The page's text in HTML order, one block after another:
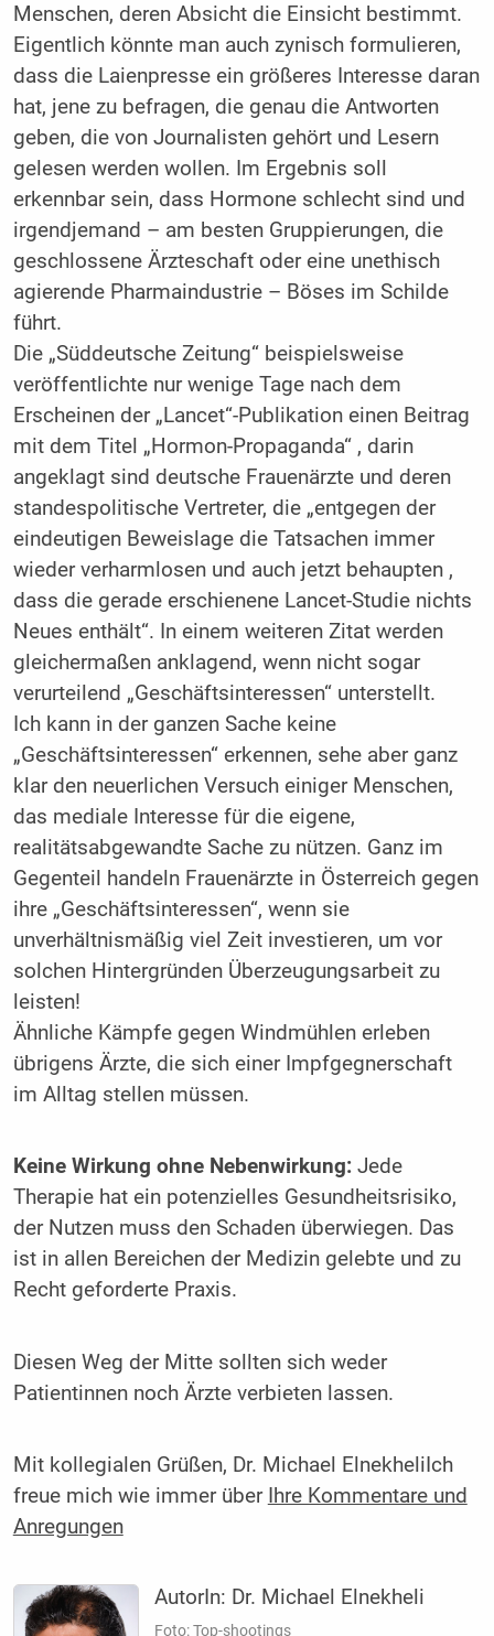
Menschen, deren Absicht die Einsicht bestimmt.
Eigentlich könnte man auch zynisch formulieren,
dass die Laienpresse ein größeres Interesse daran
hat, jene zu befragen, die genau die Antworten
geben, die von Journalisten gehört und Lesern
gelesen werden wollen. Im Ergebnis soll
erkennbar sein, dass Hormone schlecht sind und
irgendjemand – am besten Gruppierungen, die
geschlossene Ärzteschaft oder eine unethisch
agierende Pharmaindustrie – Böses im Schilde
führt.
Die „Süddeutsche Zeitung“ beispielsweise
veröffentlichte nur wenige Tage nach dem
Erscheinen der „Lancet“-Publikation einen Beitrag
mit dem Titel „Hormon-­Propaganda“ , darin
angeklagt sind deutsche Frauenärzte und deren
standespolitische Vertreter, die „entgegen der
eindeutigen Beweislage die Tatsachen immer
wieder verharmlosen und auch jetzt behaupten ,
dass die gerade erschienene Lancet-Studie nichts
Neues enthält“. In einem weiteren Zitat werden
gleichermaßen anklagend, wenn nicht sogar
verurteilend „Geschäftsinteressen“ unterstellt.
Ich kann in der ganzen Sache keine
„Geschäftsinteressen“­ erkennen, sehe aber ganz
klar den neuerlichen Versuch einiger Menschen,
das mediale Interesse für die eigene,
realitätsabgewandte Sache zu nützen. Ganz im
Gegenteil handeln Frauenärzte in Österreich gegen
ihre „Geschäftsinteressen“, wenn sie
unverhältnismäßig viel Zeit investieren, um vor
solchen Hintergründen Überzeugungsarbeit zu
leisten!
Ähnliche Kämpfe gegen Windmühlen erleben
übrigens Ärzte, die sich einer Impfgegnerschaft
im Alltag stellen müssen.
Keine Wirkung ohne Nebenwirkung: Jede
Therapie hat ein potenzielles Gesundheitsrisiko,
der Nutzen muss den Schaden überwiegen. Das
ist in allen Bereichen der Medizin gelebte und zu
Recht geforderte Praxis.
Diesen Weg der Mitte sollten sich weder
Patientinnen noch Ärzte verbieten lassen.
Mit kollegialen Grüßen, Dr. Michael ElnekheliIch
freue mich wie immer über Ihre Kommentare und
Anregungen
AutorIn: Dr. Michael Elnekheli
Foto: Top-shootings